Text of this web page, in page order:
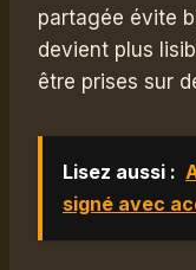
partagée évite
devient plus
être prises sur
Lisez aussi :
signé avec